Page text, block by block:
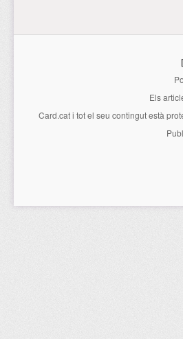
Els
Card.cati tot el seu contingut està